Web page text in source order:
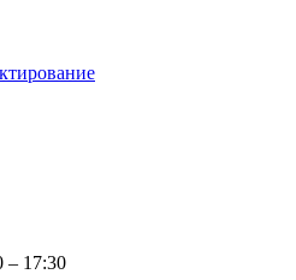
– 17:30